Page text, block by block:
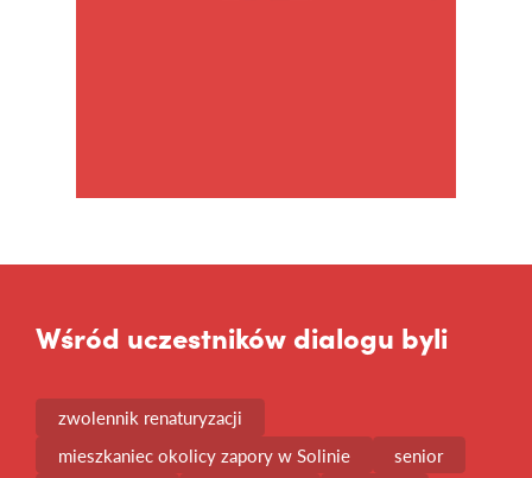
Wśród uczestników dialogu byli
zwolennik renaturyzacji
mieszkaniec okolicy zapory w Solinie
senior